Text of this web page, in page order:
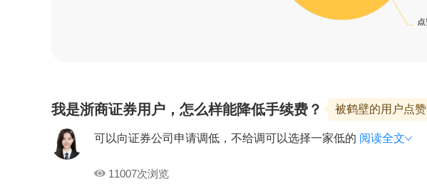
我是浙商证券用户，怎么样能降低手续费？ 被鹤壁的用户点赞
可以向证券公司申请调低，不给调可以选择一家低的 阅读全文
11007次浏览